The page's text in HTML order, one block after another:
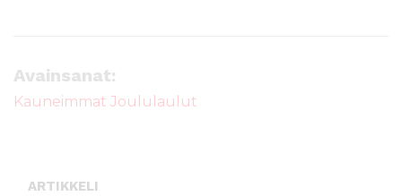
Avainsanat:
Kauneimmat Joululaulut
ARTIKKELI